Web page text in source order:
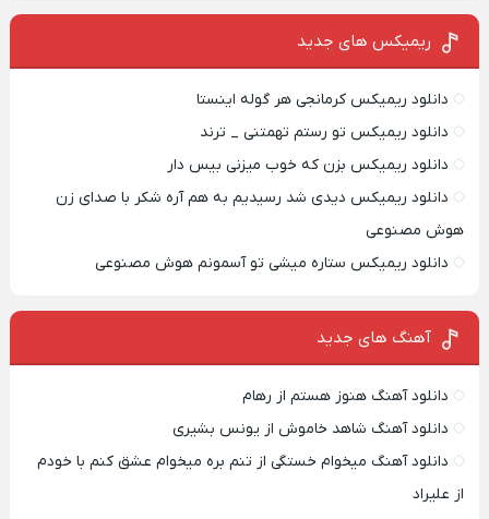
ریمیکس‌ های جدید
دانلود ریمیکس کرمانجی هر گوله اینستا
دانلود ریمیکس تو رستم تهمتنی _ ترند
دانلود ریمیکس بزن که خوب میزنی بیس دار
دانلود ریمیکس دیدی شد رسیدیم به هم آره شکر با صدای زن
هوش مصنوعی
دانلود ریمیکس ستاره میشی تو آسمونم هوش مصنوعی
آهنگ های جدید
دانلود آهنگ هنوز هستم از رهام
دانلود آهنگ شاهد خاموش از یونس بشیری
دانلود آهنگ میخوام خستگی از تنم بره میخوام عشق کنم با خودم
از علیراد